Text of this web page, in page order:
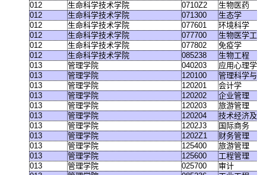
012
生命科学技术学院 0710Z2
生物医药
012
生命科学技术学院 071300
生态学
012
生命科学技术学院 077601
环境科学
012
生命科学技术学院 077700
生物医学工程
012
生命科学技术学院 077802
免疫学
012
生命科学技术学院 085238
生物工程
013
管理学院 040203
应用心理学
013
管理学院 120100
管理科学与
013
管理学院 120201
会计学
013
管理学院 120202
企业管理
013
管理学院 120203
旅游管理
013
管理学院 120204
技术经济及
013
管理学院 1202J3
国际商务
013
管理学院 1202Z1
财务管理
013
管理学院 125400
旅游管理
013
管理学院 125600
工程管理
013
管理学院 025700
审计